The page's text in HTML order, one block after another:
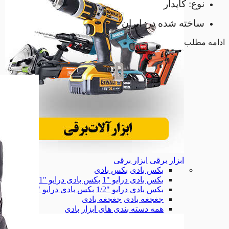
ابزار برقی ابزار برقی
بکس بادی بکس بادی
بکس بادی درایو "1
بکس بادی درایو "1
بکس بادی درایو "1/2
بکس بادی درایو "1/2
جغجغه بادی جغجغه بادی
همه دسته بندی های ابزار بادی
نوع: کاپدار
ساخته شده در: ایران
ادامه مطلب